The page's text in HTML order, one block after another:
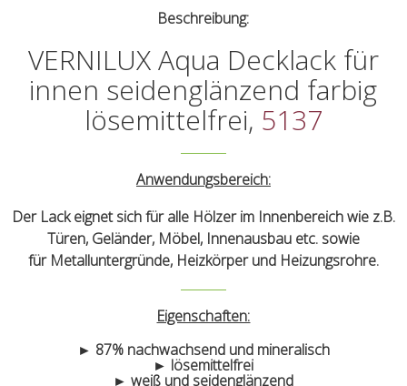
Beschreibung:
VERNILUX Aqua Decklack für
innen seidenglänzend farbig
lösemittelfrei, 5137
Anwendungsbereich:
Der Lack eignet sich für alle Hölzer im Innenbereich wie z.B.
Türen, Geländer, Möbel, Innenausbau etc. sowie
für Metalluntergründe, Heizkörper und Heizungsrohre.
Eigenschaften:
► 87% nachwachsend und mineralisch
► lösemittelfrei
► weiß und seidenglänzend